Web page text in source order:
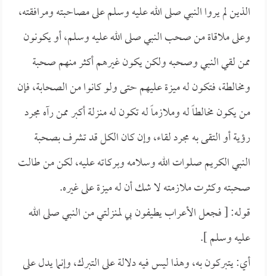
الذين لم يروا النبي صلى الله عليه وسلم على مصاحبته ومرافقته،
وعلى ملاقاة من صحب النبي صلى الله عليه وسلم، أو يكونون
ممن لقي النبي وصحبه ولكن يكون غيرهم أكثر منهم صحبة
ومخالطة، فتكون له ميزة عليهم حتى ولو كانوا من الصحابة، فإن
من يكون مخالطاً له وملازماً له تكون له منزلة أكبر ممن رآه مجرد
رؤية أو التقى به مجرد لقاء، وإن كان الكل قد تشرف بصحبة
النبي الكريم صلوات الله وسلامه وبركاته عليه، لكن من طالت
صحبته وكثرت ملازمته لا شك أن له ميزة على غيره.
قوله: [ فجعل الأعراب يطيفون بي لمنزلتي من النبي صلى الله
عليه وسلم ].
أي: يتبركون به، وهذا ليس فيه دلالة على التبرك، وإنما يدل على